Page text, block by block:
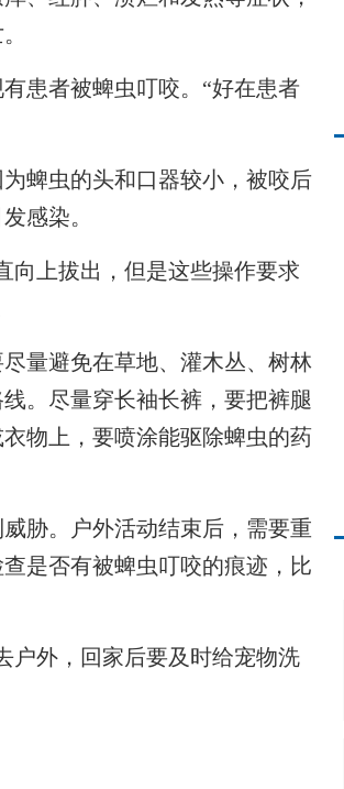
患者被蜱虫叮咬。“好在患者
蜱虫的头和口器较小，被咬后
感染。
上拔出，但是这些操作要求
量避免在草地、灌木丛、树林
。尽量穿长袖长裤，要把裤腿
物上，要喷涂能驱除蜱虫的药
胁。户外活动结束后，需要重
是否有被蜱虫叮咬的痕迹，比
外，回家后要及时给宠物洗